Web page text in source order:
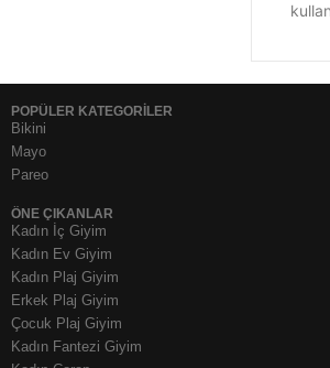
POPÜLER KATEGORİLER
Bikini
Mayo
Pareo
ÖNE ÇIKANLAR
Kadın İç Giyim
Kadın Ev Giyim
Kadın Plaj Giyim
Erkek Plaj Giyim
Çocuk Plaj Giyim
Kadın Fantezi Giyim